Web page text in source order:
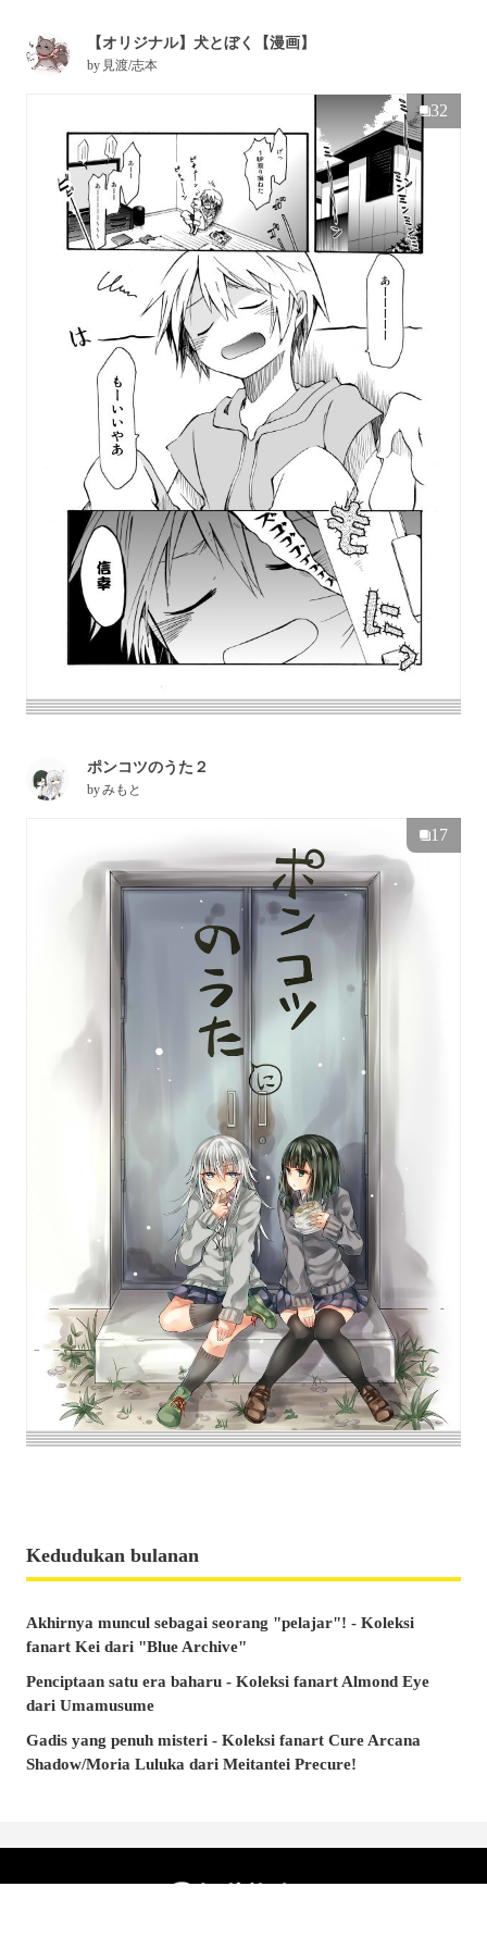
【オリジナル】犬とぼく【漫画】
by 見渡/志本
32
ポンコツのうた２
byみもと
17
Kedudukan bulanan
Akhirnya muncul sebagai seorang "pelajar"! - Koleksi
fanart Kei dari "Blue Archive"
Penciptaan satu era baharu - Koleksi fanart Almond Eye
dari Umamusume
Gadis yang penuh misteri - Koleksi fanart Cure Arcana
Shadow/Moria Luluka dari Meitantei Precure!